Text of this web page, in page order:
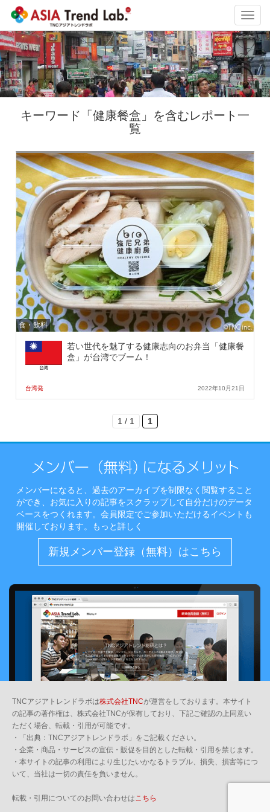
キーワード「健康餐盒」を含むレポート一
覧
食・飲料
若い世代を魅了する健康志向のお弁当「健康餐
盒」が台湾でブーム！
台湾発 2022年10月21日
1 / 1 1
メンバーになると、過去のアーカイブを制限なく閲覧すること
ができ、お気に入りの記事をスクラップして自分だけのデータ
ベースをつくれます。会員限定でご参加いただけるイベントも
開催しております。
もっと詳しく
新規メンバー登録（無料）はこちら
TNCアジアトレンドラボは株式会社TNCが運営をしております。本サイト
の記事の著作権は、株式会社TNCが保有しており、下記ご確認の上同意い
ただく場合、転載・引用が可能です。
・「出典：TNCアジアトレンドラボ」をご記載ください。
・企業・商品・サービスの宣伝・販促を目的とした転載・引用を禁じます。
・本サイトの記事の利用により生じたいかなるトラブル、損失、損害等につ
いて、当社は一切の責任を負いません。
転載・引用についてのお問い合わせはこちら